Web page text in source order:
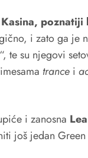
poznatiji
i zato ga je
te su njegovi
trance i
i zanosna
još jedan Green